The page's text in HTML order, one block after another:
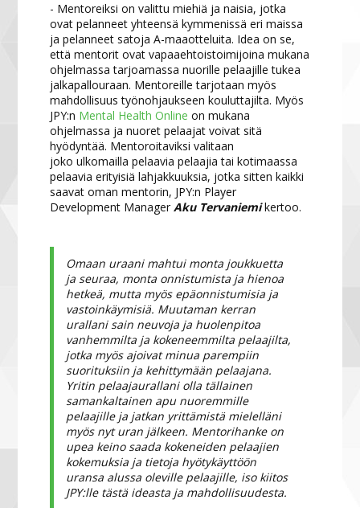
- Mentoreiksi on valittu miehiä ja naisia, jotka
ovat pelanneet yhteensä kymmenissä eri maissa
ja pelanneet satoja A-maaotteluita. Idea on se,
että mentorit ovat vapaaehtoistoimijoina mukana
ohjelmassa tarjoamassa nuorille pelaajille tukea
jalkapallouraan. Mentoreille tarjotaan myös
mahdollisuus työnohjaukseen kouluttajilta. Myös
JPY:n Mental Health Online on mukana
ohjelmassa ja nuoret pelaajat voivat sitä
hyödyntää. Mentoroitaviksi valitaan
joko ulkomailla pelaavia pelaajia tai kotimaassa
pelaavia erityisiä lahjakkuuksia, jotka sitten kaikki
saavat oman mentorin, JPY:n Player
Development ManagerAku Tervaniemikertoo.
Omaan uraani mahtui monta joukkuetta
ja seuraa, monta onnistumista ja hienoa
hetkeä, mutta myös epäonnistumisia ja
vastoinkäymisiä. Muutaman kerran
urallani sain neuvoja ja huolenpitoa
vanhemmilta ja kokeneemmilta pelaajilta,
jotka myös ajoivat minua parempiin
suorituksiin ja kehittymään pelaajana.
Yritin pelaajaurallani olla tällainen
samankaltainen apu nuoremmille
pelaajille ja jatkan yrittämistä mielelläni
myös nyt uran jälkeen. Mentorihanke on
upea keino saada kokeneiden pelaajien
kokemuksia ja tietoja hyötykäyttöön
uransa alussa oleville pelaajille, iso kiitos
JPY:lle tästä ideasta ja mahdollisuudesta.